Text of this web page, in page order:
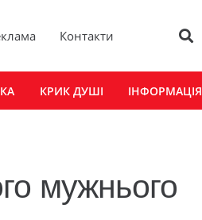
Контакти
КРИК ДУШІ ІНФОРМАЦІЯ
мужнього